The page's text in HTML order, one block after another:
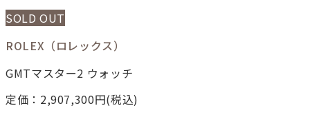
SOLD OUT
ROLEX（ロレックス）
GMTマスター2 ウォッチ
定価：2,907,300円(税込)